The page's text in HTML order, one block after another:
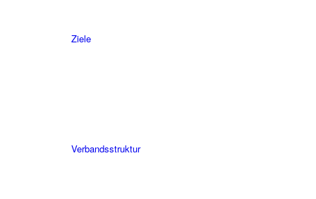
Ziele
Verbandsstruktur